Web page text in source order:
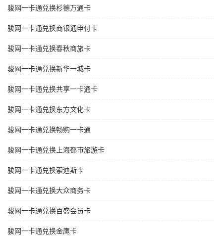
骏网一卡通兑换杉德万通卡
骏网一卡通兑换商银通申付卡
骏网一卡通兑换春秋商旅卡
骏网一卡通兑换新华一城卡
骏网一卡通兑换共享一卡通卡
骏网一卡通兑换东方文化卡
骏网一卡通兑换畅购一卡通
骏网一卡通兑换上海都市旅游卡
骏网一卡通兑换索迪斯卡
骏网一卡通兑换大众商务卡
骏网一卡通兑换百盛会员卡
骏网一卡通兑换金鹰卡